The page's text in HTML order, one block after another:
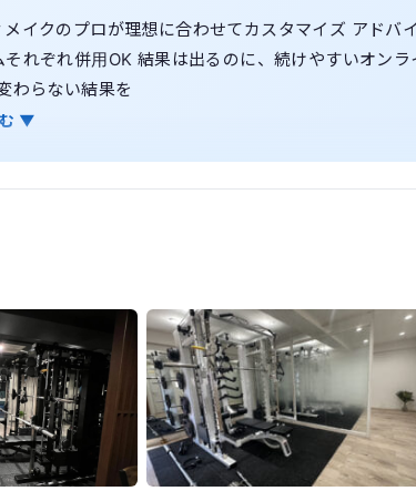
イクのプロが理想に合わせてカスタマイズ アドバ
れぞれ併用OK 結果は出るのに、続けやすいオンラ
わらない結果を
▼